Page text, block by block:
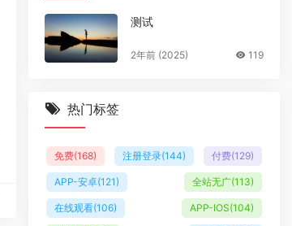
测试
2年前 (2025) 119
热门标签
免费(168) 注册登录(144) 付费(129)
APP-安卓(121) 全站无广(113)
在线观看(106) APP-IOS(104)